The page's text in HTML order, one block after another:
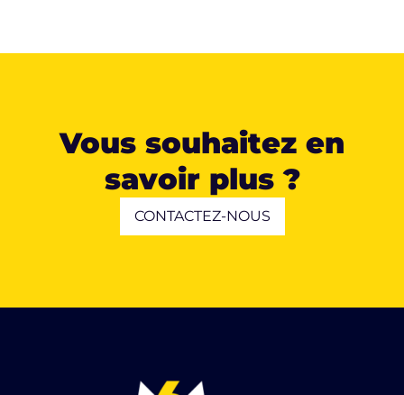
Vous souhaitez en
savoir plus ?
CONTACTEZ-NOUS